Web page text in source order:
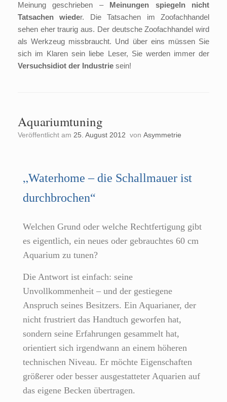
Meinung geschrieben – Meinungen spiegeln nicht
Tatsachen wieder. Die Tatsachen im Zoofachhandel
sehen eher traurig aus. Der deutsche Zoofachhandel wird
als Werkzeug missbraucht. Und über eins müssen Sie
sich im Klaren sein liebe Leser, Sie werden immer der
Versuchsidiot der Industrie sein!
Aquariumtuning
Veröffentlicht am 25. August 2012 von Asymmetrie
„Waterhome – die Schallmauer ist
durchbrochen“
Welchen Grund oder welche Rechtfertigung gibt
es eigentlich, ein neues oder gebrauchtes 60 cm
Aquarium zu tunen?
Die Antwort ist einfach: seine
Unvollkommenheit – und der gestiegene
Anspruch seines Besitzers. Ein Aquarianer, der
nicht frustriert das Handtuch geworfen hat,
sondern seine Erfahrungen gesammelt hat,
orientiert sich irgendwann an einem höheren
technischen Niveau. Er möchte Eigenschaften
größerer oder besser ausgestatteter Aquarien auf
das eigene Becken übertragen.